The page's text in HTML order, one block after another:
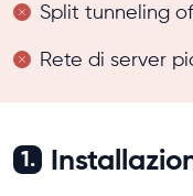
Split tunneling
Rete di server
1.